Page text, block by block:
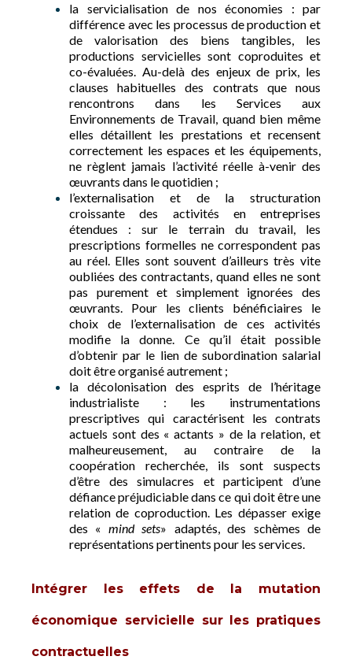
la servicialisation de nos économies : par
différence avec les processus de production et
de valorisation des biens tangibles, les
productions servicielles sont coproduites et
co-évaluées. Au-delà des enjeux de prix, les
clauses habituelles des contrats que nous
rencontrons dans les Services aux
Environnements de Travail, quand bien même
elles détaillent les prestations et recensent
correctement les espaces et les équipements,
ne règlent jamais l’activité réelle à-venir des
œuvrants dans le quotidien ;
l’externalisation et de la structuration
croissante des activités en entreprises
étendues : sur le terrain du travail, les
prescriptions formelles ne correspondent pas
au réel. Elles sont souvent d’ailleurs très vite
oubliées des contractants, quand elles ne sont
pas purement et simplement ignorées des
œuvrants. Pour les clients bénéficiaires le
choix de l’externalisation de ces activités
modifie la donne. Ce qu’il était possible
d’obtenir par le lien de subordination salarial
doit être organisé autrement ;
la décolonisation des esprits de l’héritage
industrialiste : les instrumentations
prescriptives qui caractérisent les contrats
actuels sont des « actants » de la relation, et
malheureusement, au contraire de la
coopération recherchée, ils sont suspects
d’être des simulacres et participent d’une
défiance préjudiciable dans ce qui doit être une
relation de coproduction. Les dépasser exige
des « mind sets» adaptés, des schèmes de
représentations pertinents pour les services.
Intégrer les effets de la mutation
économique servicielle sur les pratiques
contractuelles